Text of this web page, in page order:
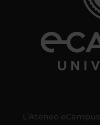
L’Ateneo